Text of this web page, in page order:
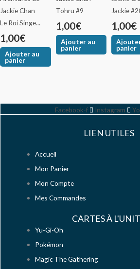
Le Roi Singe...
1,00€
Ajouter au
panier
Tohru #9
1,00€
Ajouter au
panier
Jackie
1,00€
panier
Facebook-f
Instagram
LIEN UTILES
Accueil
Mon Panier
Mon Compte
Mes Commandes
CARTES À
Yu-Gi-Oh
Pokémon
Magic The Gathering